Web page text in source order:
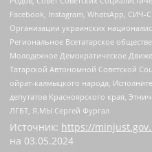
Facebook, Instagram, WhatsApp,
Организации украинских
Региональное Всетатарское
Молодежное Демократическое
Татарской Автономной Советской
ойрат-калмыцкого народа,
депутатов Красноярского края,
ЛГБТ, Я.МЫ Сергей Фургал
Источник: https://
на 03.05.2024